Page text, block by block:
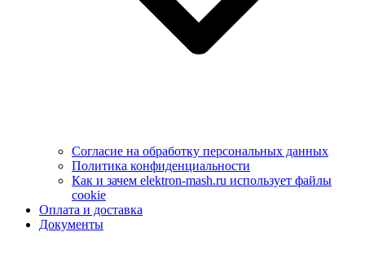
Согласие на обработку персональных данных
Политика конфиденциальности
Как и зачем elektron-mash.ru использует файлы
cookie
Оплата и доставка
Документы